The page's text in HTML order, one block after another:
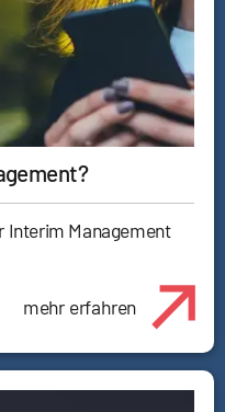
Interim Management
mehr erfahren